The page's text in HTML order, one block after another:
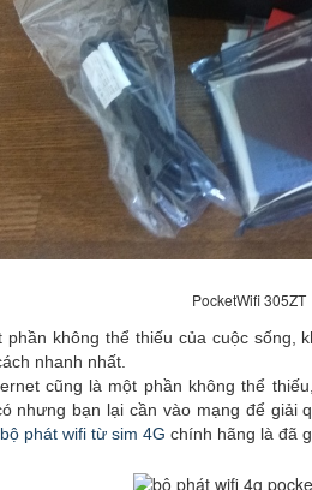
PocketWifi 305ZT
không thể thiếu của cuộc sống,
nhanh nhất.
cũng là một phần không thể
nhưng bạn lại cần vào mạng để
bộ phát wifi từ sim 4G chính hãng là đã